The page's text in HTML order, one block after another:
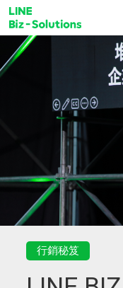
行銷秘笈